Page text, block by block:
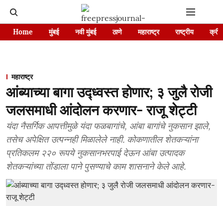
Home मुंबई नवी मुंबई ठाणे महाराष्ट्र राष्ट्रीय
महाराष्ट्र
आंब्याच्या बागा उद्ध्वस्त होणार; ३ जुलै रोजी
जलसमाधी आंदोलन करणार- राजू शेट्टी
यंदा नैसर्गिक आपत्तीमुळे यंदा फळबागांचे, आंबा बागांचे नुकसान झाले,
तसेच अपेक्षित उत्पन्नही मिळालेले नाही. कोकणातील शेतकऱ्यांना
प्रतिकलम २२० रूपये नुकसानभरपाई देऊन आंबा उत्पादक
शेतकऱ्यांच्या तोंडाला पाने पुसण्याचे काम शासनाने केले आहे.